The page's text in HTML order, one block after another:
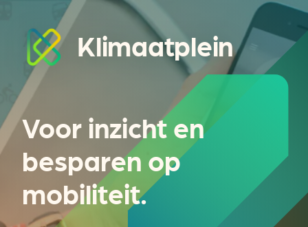
Klimaatplein
Voor inzicht en
besparen op
mobiliteit.